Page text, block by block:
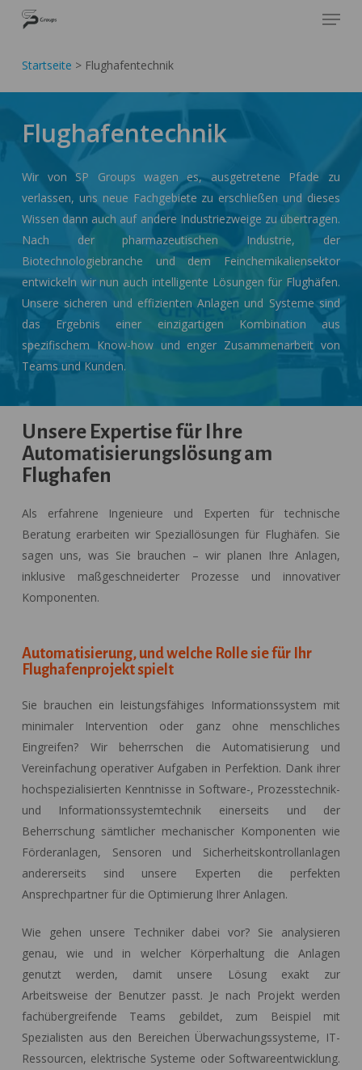
content
SP GROUPS
Startseite > Flughafentechnik
Flughafentechnik
Wir von SP Groups wagen es, ausgetretene Pfade zu
verlassen, uns neue Fachgebiete zu erschließen und dieses
Wissen dann auch auf andere Industriezweige zu übertragen.
Nach der pharmazeutischen Industrie, der
Biotechnologiebranche und dem Feinchemikaliensektor
entwickeln wir nun auch intelligente Lösungen für Flughäfen.
Unsere sicheren und effizienten Anlagen und Systeme sind
das Ergebnis einer einzigartigen Kombination aus
spezifischem Know-how und enger Zusammenarbeit von
Teams und Kunden.
Unsere Expertise für Ihre
Automatisierungslösung am
Flughafen
Als erfahrene Ingenieure und Experten für technische
Beratung erarbeiten wir Speziallösungen für Flughäfen. Sie
sagen uns, was Sie brauchen – wir planen Ihre Anlagen,
inklusive maßgeschneiderter Prozesse und innovativer
Komponenten.
Automatisierung, und welche Rolle sie für Ihr
Flughafenprojekt spielt
Sie brauchen ein leistungsfähiges Informationssystem mit
minimaler Intervention oder ganz ohne menschliches
Eingreifen? Wir beherrschen die Automatisierung und
Vereinfachung operativer Aufgaben in Perfektion. Dank ihrer
hochspezialisierten Kenntnisse in Software-, Prozesstechnik-
und Informationssystemtechnik einerseits und der
Beherrschung sämtlicher mechanischer Komponenten wie
Förderanlagen, Sensoren und Sicherheitskontrollanlagen
andererseits sind unsere Experten die perfekten
Ansprechpartner für die Optimierung Ihrer Anlagen.
Wie gehen unsere Techniker dabei vor? Sie analysieren
genau, wie und in welcher Körperhaltung die Anlagen
genutzt werden, damit unsere Lösung exakt zur
Arbeitsweise der Benutzer passt. Je nach Projekt werden
fachübergreifende Teams gebildet, zum Beispiel mit
Spezialisten aus den Bereichen Überwachungssysteme, IT-
Ressourcen, elektrische Systeme oder Softwareentwicklung.
Cookie-Einstellungen